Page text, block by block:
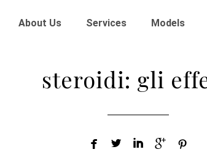
About Us Services Models
steroidi: gli
    